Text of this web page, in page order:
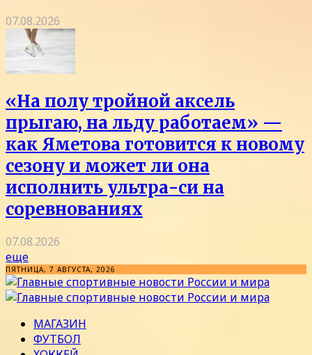
07.08.2026
«На полу тройной аксель
прыгаю, на льду работаем» —
как Яметова готовится к новому
сезону и может ли она
исполнить ультра-си на
соревнованиях
07.08.2026
еще
ПЯТНИЦА, 7 АВГУСТА, 2026
МАГАЗИН
ФУТБОЛ